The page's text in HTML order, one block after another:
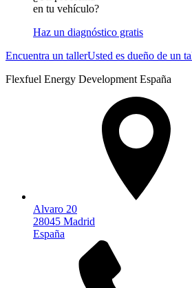
en tu vehículo?
Haz un diagnóstico gratis
Encuentra un tallerUsted es dueño de un
Flexfuel Energy Development España
Alvaro 20
28045 Madrid
España